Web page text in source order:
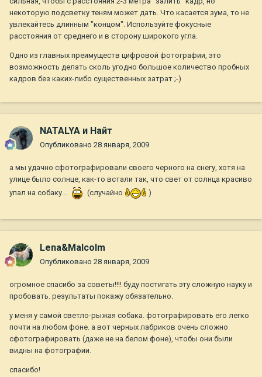
некоторую подсветку теням может дать. Что касается зума, то не
увлекайтесь длинным "концом". Используйте фокусные
расстояния от среднего и в сторону широкого угла.
Одно из главных преимуществ цифровой фотографии, это
возможность делать сколь угодно большое количество пробных
кадров без каких-либо существенных затрат ;-)
NATALYA и Найт
Опубликовано 28 января, 2009
а мы удачно сфотографировали своего черного на снегу, хотя на
улице было солнце, как-то встали так, что свет от солнца красиво
упал на собаку...
(случайно )
Lena&Malcolm
Опубликовано 28 января, 2009
огромное спасибо за советы!!!! буду постигать эту сложную науку и
пробовать. результаты покажу обязательно.
у меня у самой светло-рыжая собака. фотографировать его легко
почти на любом фоне. а вот черных лабриков очень сложно
сфотографировать (даже не на белом фоне), чтобы они были
видны на фотографии.
спасибо!